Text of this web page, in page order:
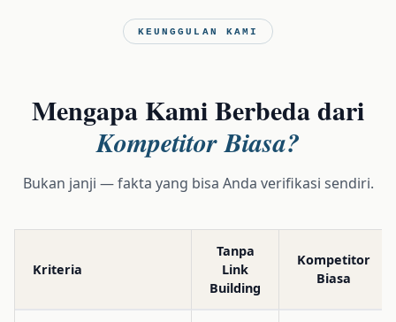
KEUNGGULAN KAMI
Mengapa Kami Berbeda dari
Kompetitor Biasa?
Bukan janji — fakta yang bisa Anda verifikasi sendiri.
Kriteria
Tanpa
Link
Building
Kompetitor
Biasa